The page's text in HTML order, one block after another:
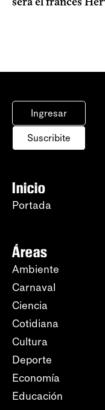
Ingresar
Suscribite
Inicio
Portada
Áreas
Ambiente
Carnaval
Ciencia
Cotidiana
Cultura
Deporte
Economía
Educación